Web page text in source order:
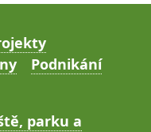
Podnikání
parku a